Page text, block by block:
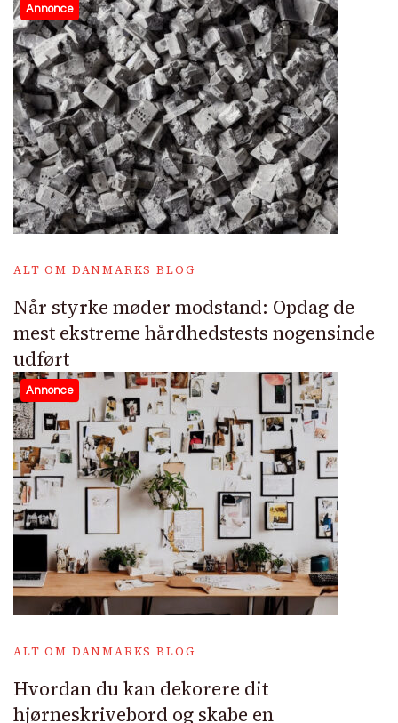
Annonce
ALT OM DANMARKS BLOG
Når styrke møder modstand: Opdag de
mest ekstreme hårdhedstests nogensinde
udført
Annonce
ALT OM DANMARKS BLOG
Hvordan du kan dekorere dit
hjørneskrivebord og skabe en